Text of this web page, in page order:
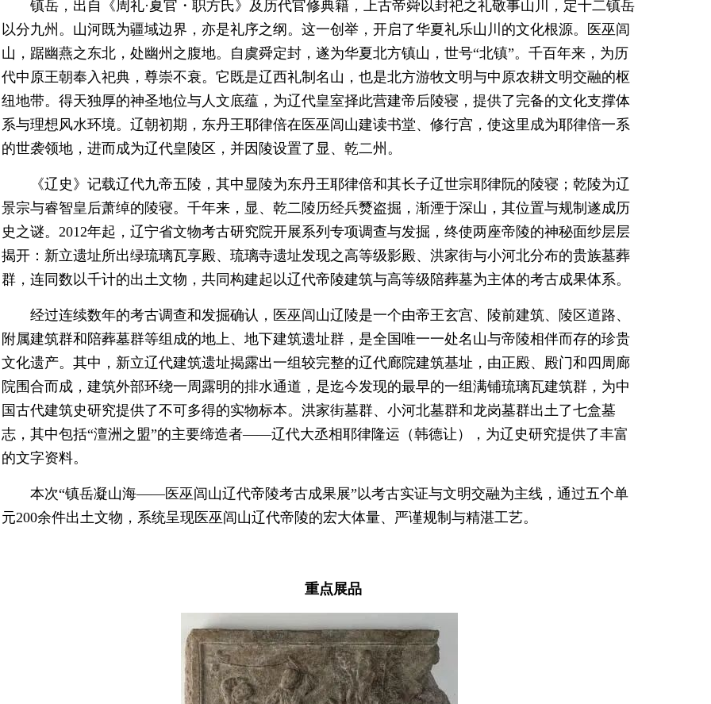
镇岳，出自《周礼·夏官・职方氏》及历代官修典籍，上古帝舜以封祀之礼敬事山川，定十二镇岳
以分九州。山河既为疆域边界，亦是礼序之纲。这一创举，开启了华夏礼乐山川的文化根源。医巫闾
山，踞幽燕之东北，处幽州之腹地。自虞舜定封，遂为华夏北方镇山，世号“北镇”。千百年来，为历
代中原王朝奉入祀典，尊崇不衰。它既是辽西礼制名山，也是北方游牧文明与中原农耕文明交融的枢
纽地带。得天独厚的神圣地位与人文底蕴，为辽代皇室择此营建帝后陵寝，提供了完备的文化支撑体
系与理想风水环境。辽朝初期，东丹王耶律倍在医巫闾山建读书堂、修行宫，使这里成为耶律倍一系
的世袭领地，进而成为辽代皇陵区，并因陵设置了显、乾二州。
《辽史》记载辽代九帝五陵，其中显陵为东丹王耶律倍和其长子辽世宗耶律阮的陵寝；乾陵为辽
景宗与睿智皇后萧绰的陵寝。千年来，显、乾二陵历经兵燹盗掘，渐湮于深山，其位置与规制遂成历
史之谜。2012年起，辽宁省文物考古研究院开展系列专项调查与发掘，终使两座帝陵的神秘面纱层层
揭开：新立遗址所出绿琉璃瓦享殿、琉璃寺遗址发现之高等级影殿、洪家街与小河北分布的贵族墓葬
群，连同数以千计的出土文物，共同构建起以辽代帝陵建筑与高等级陪葬墓为主体的考古成果体系。
经过连续数年的考古调查和发掘确认，医巫闾山辽陵是一个由帝王玄宫、陵前建筑、陵区道路、
附属建筑群和陪葬墓群等组成的地上、地下建筑遗址群，是全国唯一一处名山与帝陵相伴而存的珍贵
文化遗产。其中，新立辽代建筑遗址揭露出一组较完整的辽代廊院建筑基址，由正殿、殿门和四周廊
院围合而成，建筑外部环绕一周露明的排水通道，是迄今发现的最早的一组满铺琉璃瓦建筑群，为中
国古代建筑史研究提供了不可多得的实物标本。洪家街墓群、小河北墓群和龙岗墓群出土了七盒墓
志，其中包括“澶洲之盟”的主要缔造者——辽代大丞相耶律隆运（韩德让），为辽史研究提供了丰富
的文字资料。
本次“镇岳凝山海——医巫闾山辽代帝陵考古成果展”以考古实证与文明交融为主线，通过五个单
元200余件出土文物，系统呈现医巫闾山辽代帝陵的宏大体量、严谨规制与精湛工艺。
重点展品